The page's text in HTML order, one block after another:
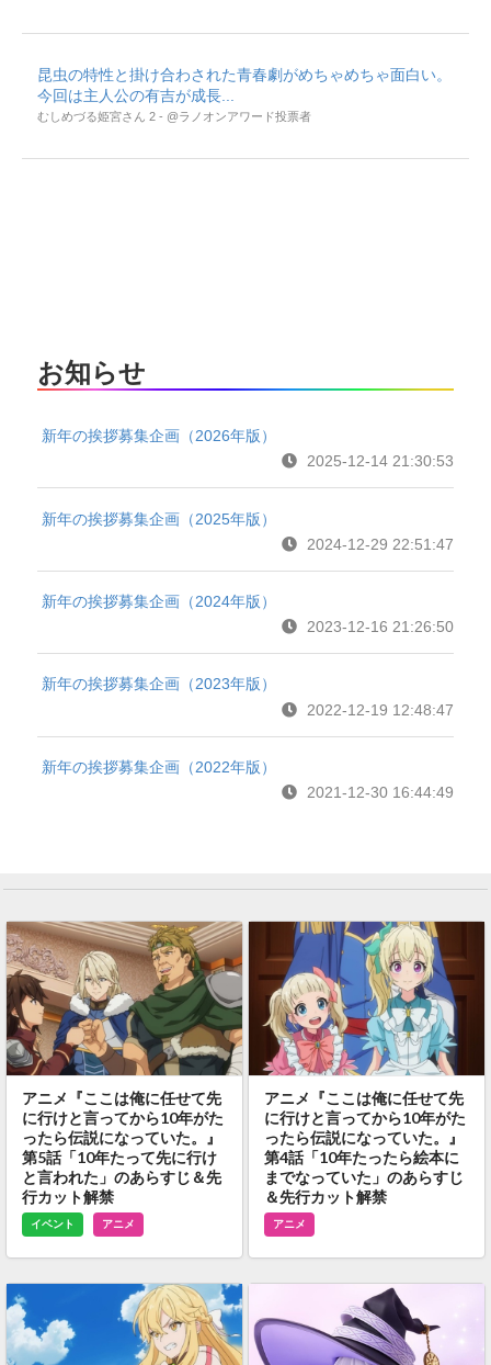
昆虫の特性と掛け合わされた青春劇がめちゃめちゃ面白い。
今回は主人公の有吉が成長...
むしめづる姫宮さん 2 - @ラノオンアワード投票者
お知らせ
新年の挨拶募集企画（2026年版）
2025-12-14 21:30:53
新年の挨拶募集企画（2025年版）
2024-12-29 22:51:47
新年の挨拶募集企画（2024年版）
2023-12-16 21:26:50
新年の挨拶募集企画（2023年版）
2022-12-19 12:48:47
新年の挨拶募集企画（2022年版）
2021-12-30 16:44:49
アニメ『ここは俺に任せて先
に行けと言ってから10年がた
ったら伝説になっていた。』
第5話「10年たって先に行け
と言われた」のあらすじ＆先
行カット解禁
イベント アニメ
アニメ『ここは俺に任せて先
に行けと言ってから10年がた
ったら伝説になっていた。』
第4話「10年たったら絵本に
までなっていた」のあらすじ
＆先行カット解禁
アニメ